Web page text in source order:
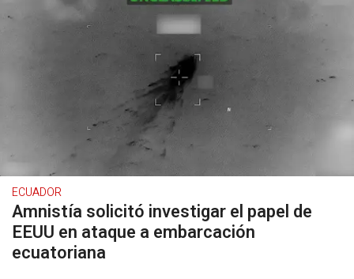
ECUADOR
Amnistía solicitó investigar el papel de
EEUU en ataque a embarcación
ecuatoriana